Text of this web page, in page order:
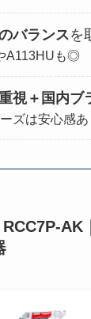
バランスを
A113HUも◎
視＋国内ブ
ズは安心感あ
AK